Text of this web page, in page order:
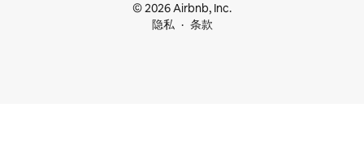
© 2026 Airbnb, Inc.
隐私
条款